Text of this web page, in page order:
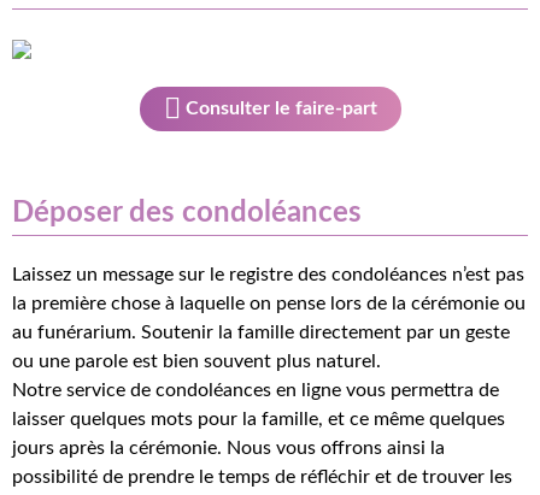
Consulter le faire-part
Déposer des condoléances
Laissez un message sur le registre des condoléances n’est pas
la première chose à laquelle on pense lors de la cérémonie ou
au funérarium. Soutenir la famille directement par un geste
ou une parole est bien souvent plus naturel.
Notre service de condoléances en ligne vous permettra de
laisser quelques mots pour la famille, et ce même quelques
jours après la cérémonie. Nous vous offrons ainsi la
possibilité de prendre le temps de réfléchir et de trouver les